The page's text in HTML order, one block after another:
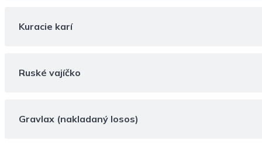
Kuracie karí
Ruské vajíčko
Gravlax (nakladaný losos)